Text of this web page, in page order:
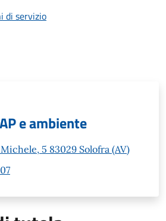
di servizio
e ambiente
Michele, 5 83029 Solofra (AV)